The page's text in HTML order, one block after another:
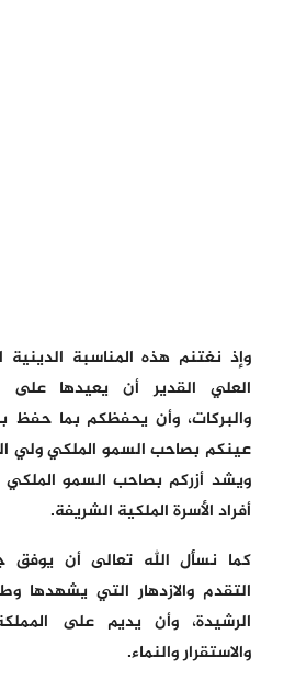
وإذ نغتنم هذه المناسبة الدينية
العلي القدير أن يعيدها على
والبركات، وأن يحفظكم بما حفظ
عينكم بصاحب السمو الملكي ولي
ويشد أزركم بصاحب السمو الملكي
أفراد الأسرة الملكية الشريفة.
كما نسأل الله تعالى أن يوفق
التقدم والازدهار التي يشهدها
الرشيدة، وأن يديم على
والاستقرار والنماء.